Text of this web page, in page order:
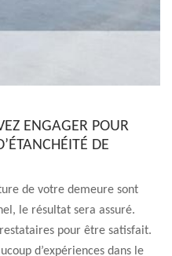
ENGAGER POUR
DE
de votre demeure sont
le résultat sera assuré.
pour être satisfait.
d’expériences dans le